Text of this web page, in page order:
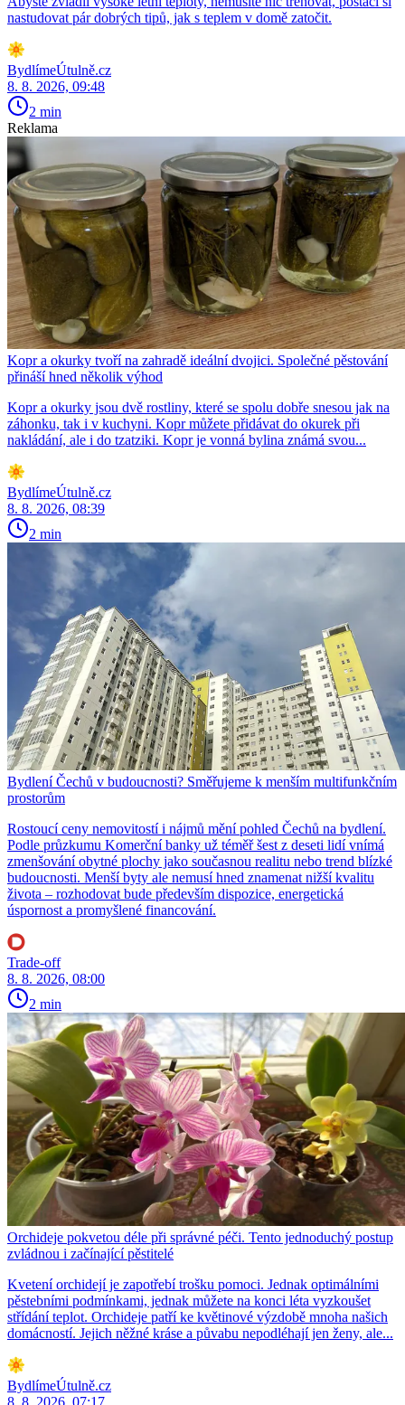
nastudovat pár dobrých tipů, jak s teplem v domě zatočit.
BydlímeÚtulně.cz
8. 8. 2026, 09:48
2 min
Reklama
Kopr a okurky tvoří na zahradě ideální dvojici. Společné pěstování
přináší hned několik výhod
Kopr a okurky jsou dvě rostliny, které se spolu dobře snesou jak na
záhonku, tak i v kuchyni. Kopr můžete přidávat do okurek při
nakládání, ale i do tzatziki. Kopr je vonná bylina známá svou...
BydlímeÚtulně.cz
8. 8. 2026, 08:39
2 min
Bydlení Čechů v budoucnosti? Směřujeme k menším multifunkčním
prostorům
Rostoucí ceny nemovitostí i nájmů mění pohled Čechů na bydlení.
Podle průzkumu Komerční banky už téměř šest z deseti lidí vnímá
zmenšování obytné plochy jako současnou realitu nebo trend blízké
budoucnosti. Menší byty ale nemusí hned znamenat nižší kvalitu
života – rozhodovat bude především dispozice, energetická
úspornost a promyšlené financování.
Trade-off
8. 8. 2026, 08:00
2 min
Orchideje pokvetou déle při správné péči. Tento jednoduchý postup
zvládnou i začínající pěstitelé
Kvetení orchidejí je zapotřebí trošku pomoci. Jednak optimálními
pěstebními podmínkami, jednak můžete na konci léta vyzkoušet
střídání teplot. Orchideje patří ke květinové výzdobě mnoha našich
domácností. Jejich něžné kráse a půvabu nepodléhají jen ženy, ale...
BydlímeÚtulně.cz
8. 8. 2026, 07:17